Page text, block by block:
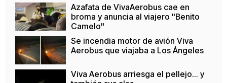
Azafata de VivaAerobus cae en
broma y anuncia al viajero "Benito
Camelo"
Se incendia motor de avión Viva
Aerobus que viajaba a Los Ángeles
Viva Aerobus arriesga el pellejo... y